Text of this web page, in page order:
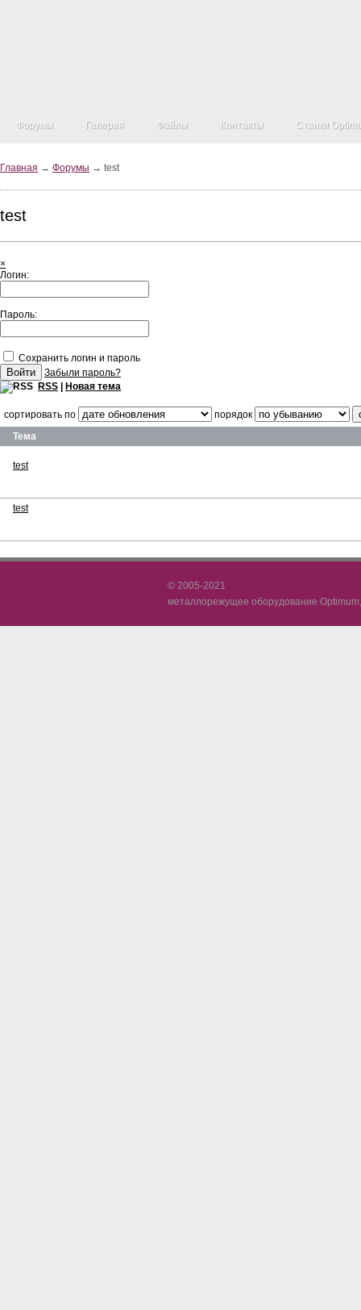
Форумы Галерея Файлы Контакты Станки
Главная → Форумы → test
test
×
Логин:
Пароль:
Сохранить логин и пароль
Забыли пароль?
RSS
Новая тема
сортировать по
порядок
Тема
test
test
© 2005-2021
металлорежущее оборудование